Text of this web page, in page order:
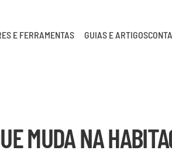
E FERRAMENTAS GUIAS E ARTIGOS
MUDA NA